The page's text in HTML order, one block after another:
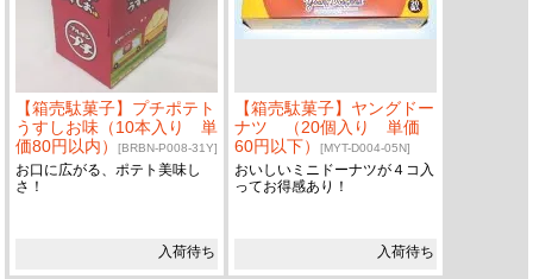
【箱売駄菓子】プチポテト
うすしお味（10本入り 単
価80円以内）[BRBN-P008-31Y]
お口に広がる、ポテト美味し
さ！
入荷待ち
【箱売駄菓子】ヤングドー
ナツ （20個入り 単価
60円以下）[MYT-D004-05N]
おいしいミニドーナツが４コ入
ってお得感あり！
入荷待ち